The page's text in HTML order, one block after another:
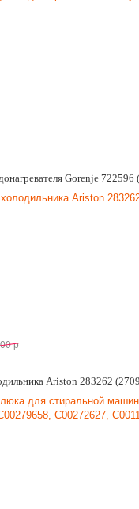
Gorenje 722596
p
Ariston 283262